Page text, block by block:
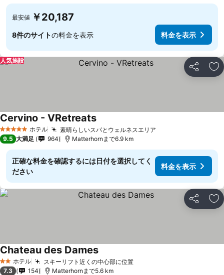
最安値 ￥20,187
8件のサイトの料金を表示 料金を表示
シェア お
人気施設
5 ホテルのランク
ホテル 素晴らしいスパとウェルネスエリア
Cervino - VRetreats
9.5 大満足 964 Matterhornまで6.9 km
正確な料金を確認するには日付を選択してく
ださい
料金を表示
シェア お
2 ホテルのランク
ホテル スキーリフト近くの中心部に位置
Chateau des Dames
7.3 154 Matterhornまで5.6 km